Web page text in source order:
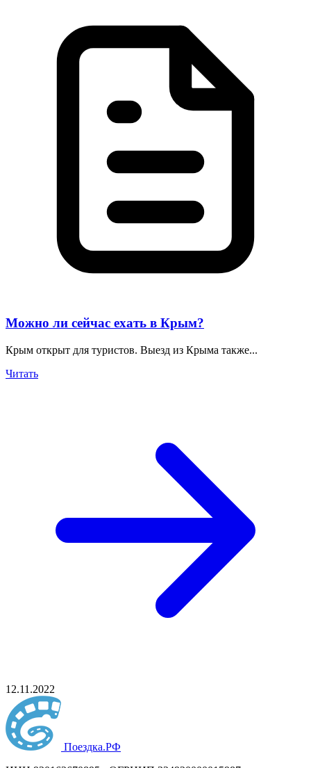
Можно ли сейчас ехать в Крым?
Крым открыт для туристов. Выезд из Крыма также...
Читать
12.11.2022
Поездка.РФ